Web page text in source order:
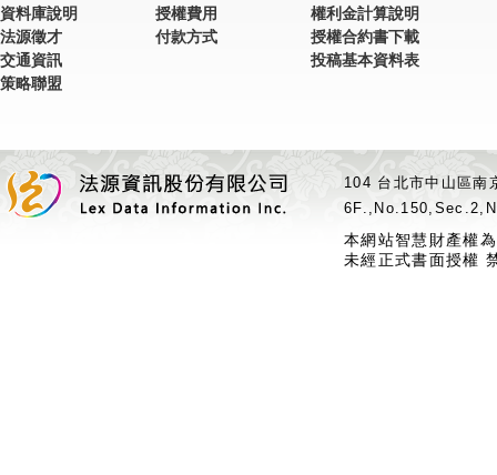
資料庫說明
法源徵才
交通資訊
策略聯盟
授權費用
付款方式
權利金計算說明
授權合約書下載
投稿基本資料表
104 台北市中山區
本網站智慧財產權
未經正式書面授權